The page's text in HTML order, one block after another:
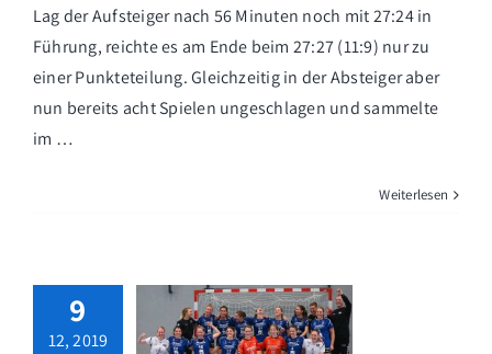
Lag der Aufsteiger nach 56 Minuten noch mit 27:24 in
Führung, reichte es am Ende beim 27:27 (11:9) nur zu
einer Punkteteilung. Gleichzeitig in der Absteiger aber
nun bereits acht Spielen ungeschlagen und sammelte
im …
Weiterlesen
9
12, 2019